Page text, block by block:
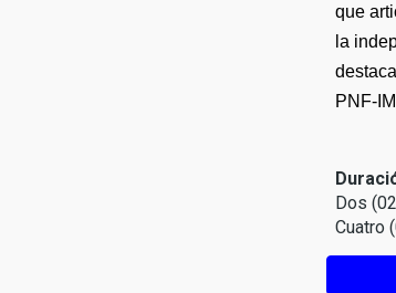
que
la
PNF-
Dos
Cuatro